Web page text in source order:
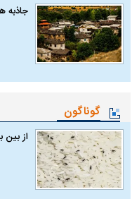
جاذبه
گوناگون
از